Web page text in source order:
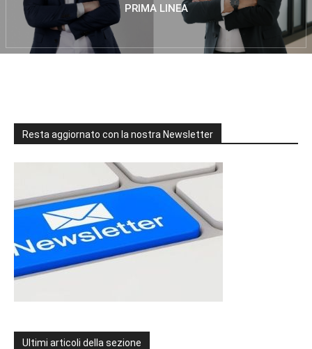
PRIMA LINEA
Resta aggiornato con la nostra Newsletter
Ultimi articoli della sezione